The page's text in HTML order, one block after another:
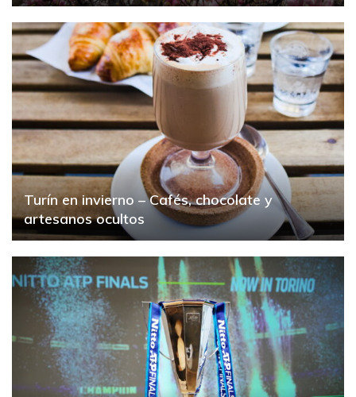
Turín en invierno – Cafés, chocolate y
artesanos ocultos